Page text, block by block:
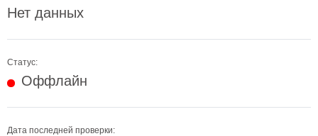
Нет данных
Статус:
Оффлайн
Дата последней проверки: